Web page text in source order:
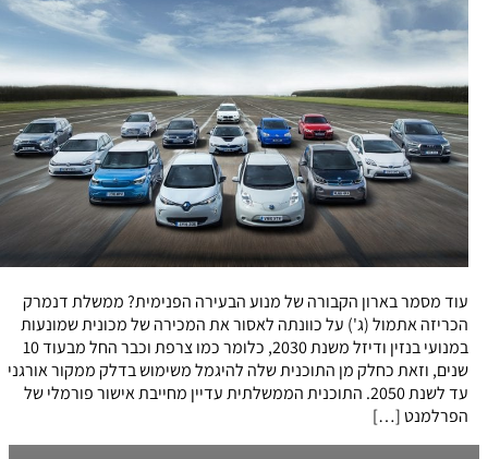
עוד מסמר בארון הקבורה של מנוע הבעירה הפנימית? ממשלת דנמרק
הכריזה אתמול (ג') על כוונתה לאסור את המכירה של מכונית שמונעות
במנועי בנזין ודיזל משנת 2030, כלומר כמו צרפת וכבר החל מבעוד 10
שנים, וזאת כחלק מן התוכנית שלה להיגמל משימוש בדלק ממקור אורגני
עד לשנת 2050. התוכנית הממשלתית עדיין מחייבת אישור פורמלי של
הפרלמנט […]